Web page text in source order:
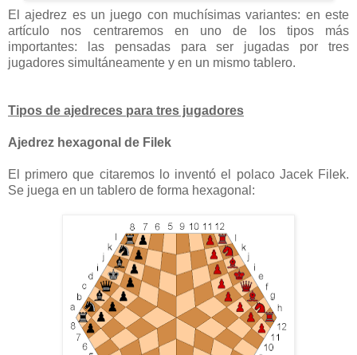
El ajedrez es un juego con muchísimas variantes: en este
artículo nos centraremos en uno de los tipos más
importantes: las pensadas para ser jugadas por tres
jugadores simultáneamente y en un mismo tablero.
Tipos de ajedreces para tres jugadores
Ajedrez hexagonal de Filek
El primero que citaremos lo inventó el polaco Jacek Filek.
Se juega en un tablero de forma hexagonal: